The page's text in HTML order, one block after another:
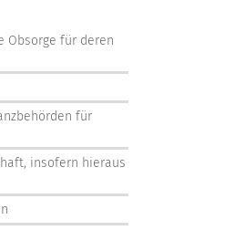
Obsorge für deren
für
insofern hieraus